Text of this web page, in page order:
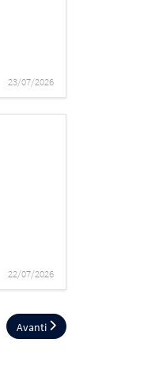
23/07/2026
22/07/2026
Avanti